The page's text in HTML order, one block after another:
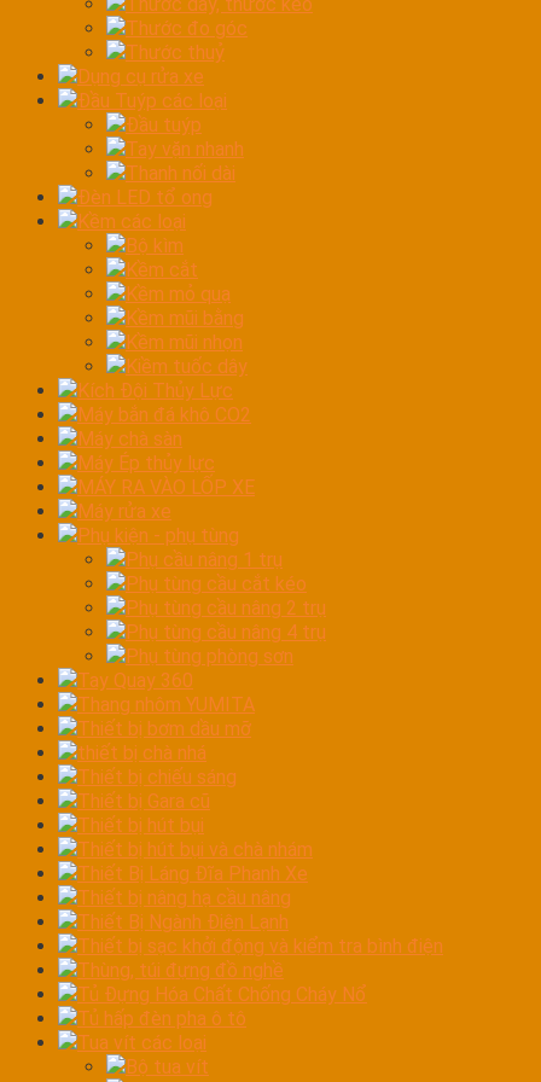
Thước đo góc
Thước thuỷ
Dụng cụ rửa xe
Đầu Tuýp các loại
Đầu tuýp
Tay vặn nhanh
Thanh nối dài
Đèn LED tổ ong
Kềm các loại
Bộ kìm
Kềm cắt
Kềm mỏ quạ
Kềm mũi bằng
Kềm mũi nhọn
Kiềm tuốc dây
Kích Đội Thủy Lực
Máy bắn đá khô CO2
Máy chà sàn
Máy Ép thủy lực
MÁY RA VÀO LỐP XE
Máy rửa xe
Phụ kiện - phụ tùng
Phụ cầu nâng 1 trụ
Phụ tùng cầu cắt kéo
Phụ tùng cầu nâng 2 trụ
Phụ tùng cầu nâng 4 trụ
Phụ tùng phòng sơn
Tay Quay 360
Thang nhôm YUMITA
Thiết bị bơm dầu mỡ
thiết bị chà nhá
Thiết bị chiếu sáng
Thiết bị Gara cũ
Thiết bị hút bụi
Thiết bị hút bụi và chà nhám
Thiết Bị Láng Đĩa Phanh Xe
Thiết bị nâng hạ cầu nâng
Thiết Bị Ngành Điện Lạnh
Thiết bị sạc khởi động và kiểm tra bình điện
Thùng, túi đựng đồ nghề
Tủ Đựng Hóa Chất Chống Cháy Nổ
Tủ hấp đèn pha ô tô
Tua vít các loại
Bộ tua vít